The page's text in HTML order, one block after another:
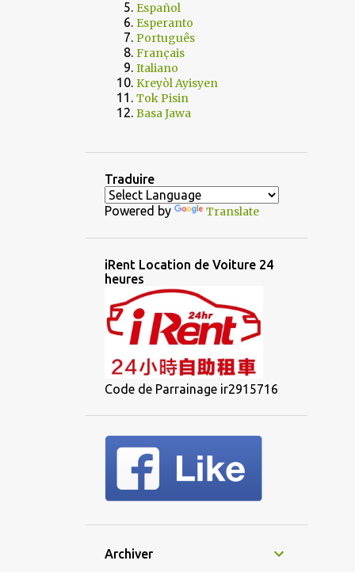
Español
Esperanto
Português
Français
Italiano
Kreyòl Ayisyen
Tok Pisin
Basa Jawa
Traduire
Powered by Translate
iRent Location de Voiture 24
heures
Code de Parrainage ir2915716
Archiver